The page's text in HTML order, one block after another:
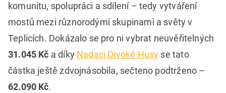
komunitu, spolupráci a sdílení – tedy vytváření
mostů mezi různorodými skupinami a světy v
Teplicích. Dokázalo se pro ni vybrat neuvěřitelných
31.045 Kč a díky Nadaci Divoké Husy se tato
částka ještě zdvojnásobila, sečteno podtrženo –
62.090 Kč.